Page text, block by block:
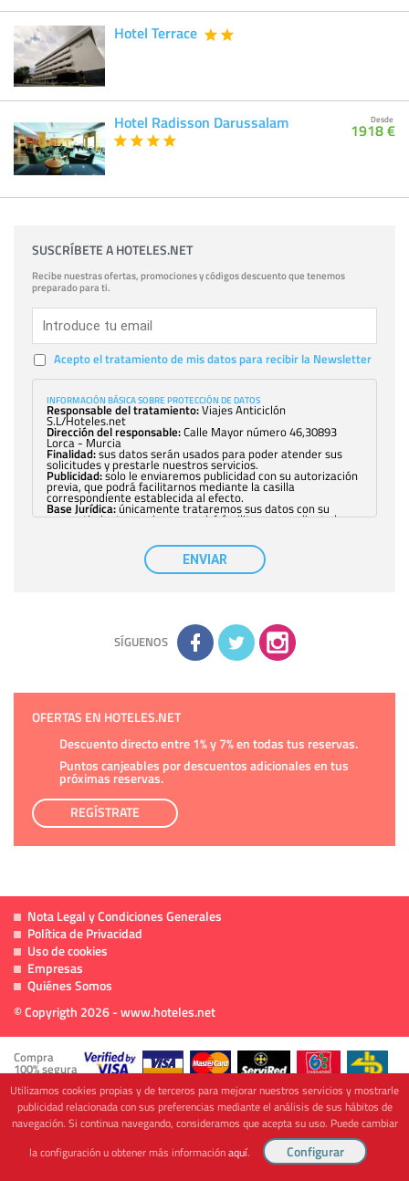
Hotel Terrace
Hotel Radisson Darussalam Desde
1918 €
SUSCRÍBETE A HOTELES.NET
Recibe nuestras ofertas, promociones y códigos descuento que tenemos
preparado para ti.
Acepto el tratamiento de mis datos para recibir la Newsletter
INFORMACIÓN BÁSICA SOBRE PROTECCIÓN DE DATOS
Responsable del tratamiento:Viajes Anticiclón
S.L/Hoteles.net
Dirección del responsable:Calle Mayor número 46,30893
Lorca - Murcia
Finalidad:sus datos serán usados para poder atender sus
solicitudes y prestarle nuestros servicios.
Publicidad:solo le enviaremos publicidad con su autorización
previa, que podrá facilitarnos mediante la casilla
correspondiente establecida al efecto.
Base Jurídica:únicamente trataremos sus datos con su
consentimiento previo, que podrá facilitarnos mediante la
con carácter general, sólo el personal de
nuestra entidad que esté debidamente autorizado podrá
tener conocimiento de la información que le pedimos. No se
comunicarán datos a terceros.
adicional y detallada sobre cómo tratamos sus datos en la
política de privacidad
ENVIAR
SÍGUENOS
OFERTAS EN HOTELES.NET
Descuento directo entre 1% y 7% en todas tus reservas.
Puntos canjeables por descuentos adicionales en tus
próximas reservas.
REGÍSTRATE
Nota Legal y Condiciones Generales
Política de Privacidad
Uso de cookies
Empresas
Quiénes Somos
© Copyrigth 2026 - www.hoteles.net
Compra
100% segura
Cofinanciado por
Utilizamos cookies propias y de terceros para mejorar nuestros servicios y mostrarle
publicidad relacionada con sus preferencias mediante el análisis de sus hábitos de
navegación. Si continua navegando, consideramos que acepta su uso. Puede cambiar
la configuración u obtener más informaciónaquí.